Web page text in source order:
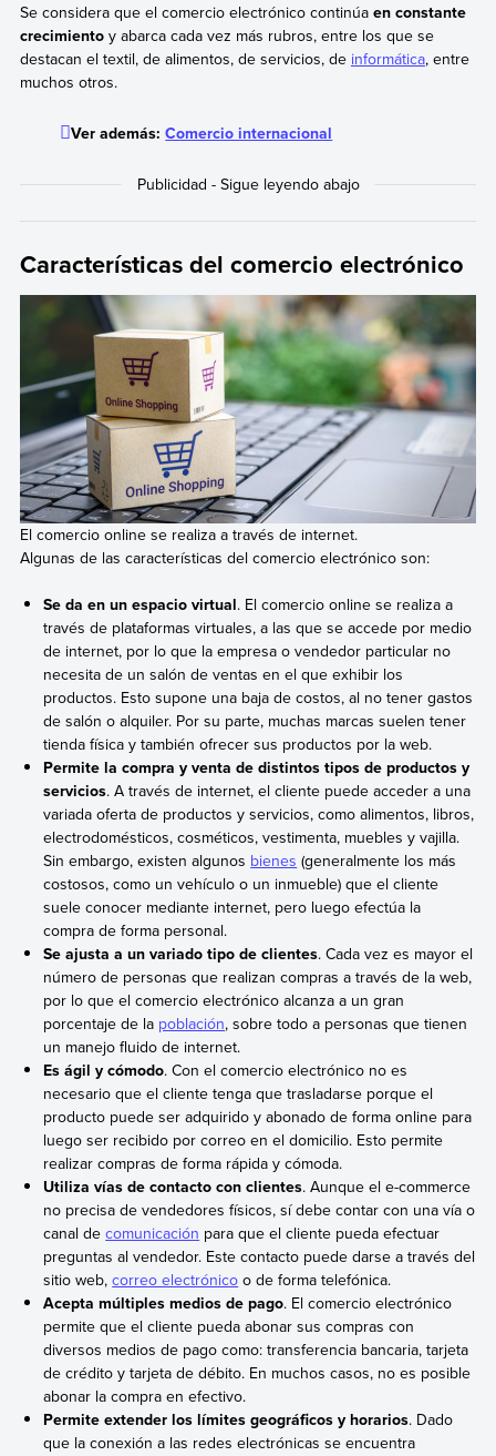
Se considera que el comercio electrónico continúa en constante
crecimientoy abarca cada vez más rubros, entre los que se
destacan el textil, de alimentos, de servicios, de informática, entre
muchos otros.
Ver además:Comercio internacional
Características del comercio electrónico
El comercio online se realiza a través de internet.
Algunas de las características del comercio electrónico son:
Se da en un espacio virtual. El comercio online se realiza a
través de plataformas virtuales, a las que se accede por medio
de internet, por lo que la empresa o vendedor particular no
necesita de un salón de ventas en el que exhibir los
productos. Esto supone una baja de costos, al no tener gastos
de salón o alquiler. Por su parte, muchas marcas suelen tener
tienda física y también ofrecer sus productos por la web.
Permite la compra y venta de distintos tipos de productos y
servicios. A través de internet, el cliente puede acceder a una
variada oferta de productos y servicios, como alimentos, libros,
electrodomésticos, cosméticos, vestimenta, muebles y vajilla.
Sin embargo, existen algunos bienes (generalmente los más
costosos, como un vehículo o un inmueble) que el cliente
suele conocer mediante internet, pero luego efectúa la
compra de forma personal.
Se ajusta a un variado tipo de clientes. Cada vez es mayor el
número de personas que realizan compras a través de la web,
por lo que el comercio electrónico alcanza a un gran
porcentaje de la población, sobre todo a personas que tienen
un manejo fluido de internet.
Es ágil y cómodo. Con el comercio electrónico no es
necesario que el cliente tenga que trasladarse porque el
producto puede ser adquirido y abonado de forma online para
luego ser recibido por correo en el domicilio. Esto permite
realizar compras de forma rápida y cómoda.
Utiliza vías de contacto con clientes. Aunque el e-commerce
no precisa de vendedores físicos, sí debe contar con una vía o
canal decomunicación para que el cliente pueda efectuar
preguntas al vendedor. Este contacto puede darse a través del
sitio web,correo electrónico o de forma telefónica.
Acepta múltiples medios de pago. El comercio electrónico
permite que el cliente pueda abonar sus compras con
diversos medios de pago como: transferencia bancaria, tarjeta
de crédito y tarjeta de débito. En muchos casos, no es posible
abonar la compra en efectivo.
Permite extender los límites geográficos y horarios. Dado
que la conexión a las redes electrónicas se encuentra